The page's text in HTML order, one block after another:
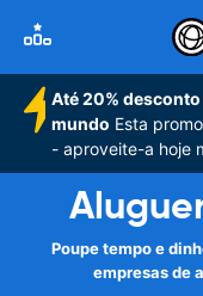
Até 20%
mundo Esta
- aproveite-a hoje
Poupe tempo e
empresas de